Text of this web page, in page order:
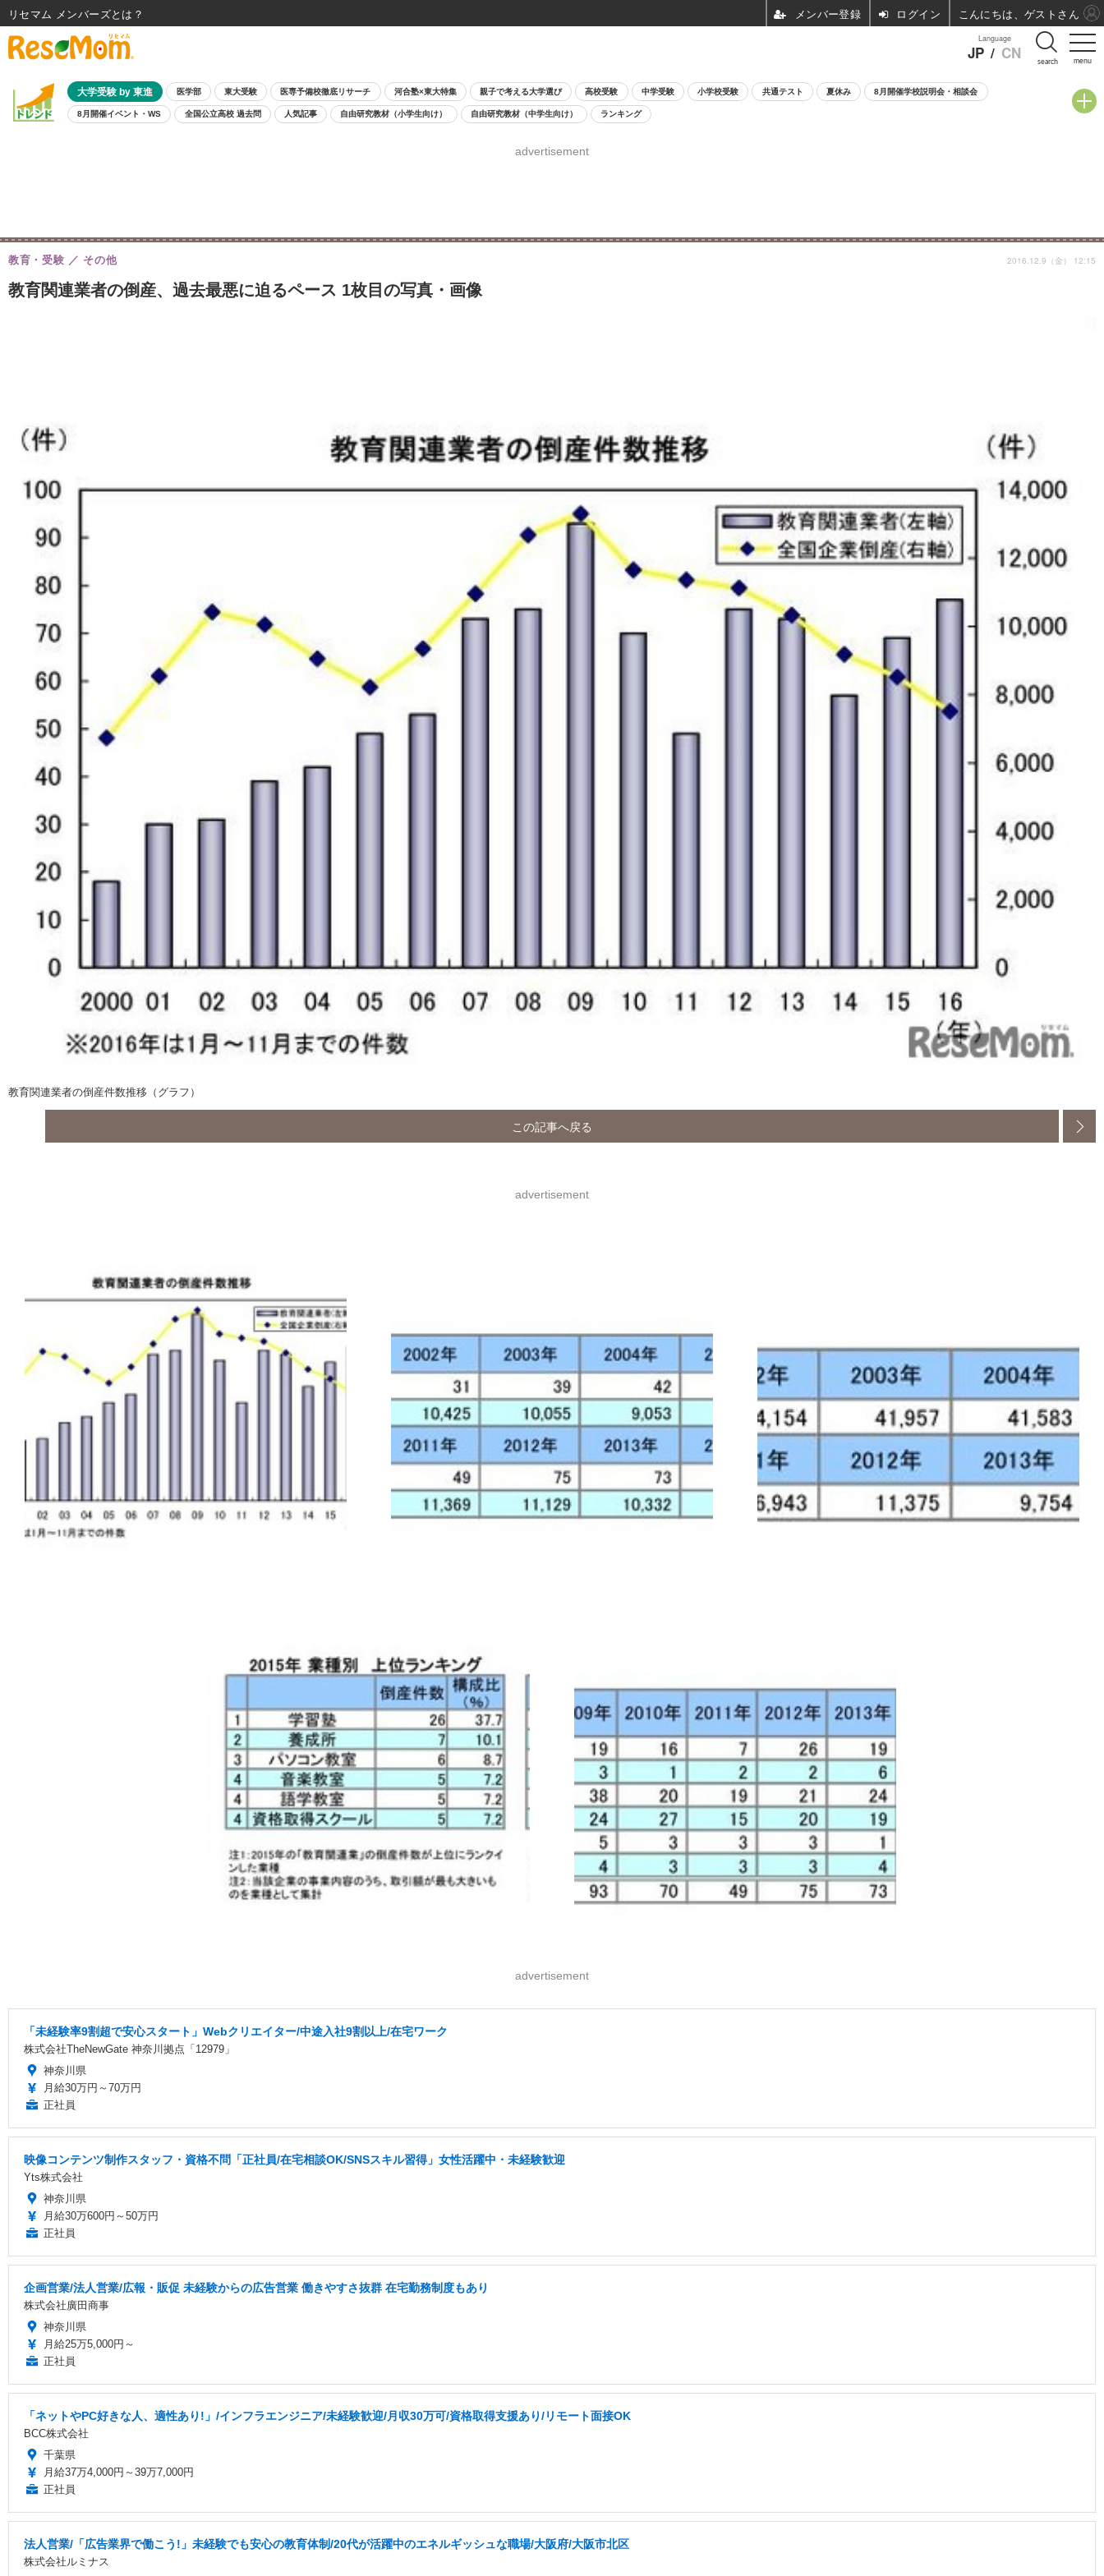
menu
Language
JP / CN search
大学受験 by 東進 医学部 東大受験 医専予備校徹底リサーチ 河合塾×東大特集 親子で考える大学選び 高校受験 中学受験 小学校受験 共通テスト 夏休み 8月開催学校説明会・相談会
8月開催イベント・WS 全国公立高校 過去問 人気記事 自由研究教材（小学生向け） 自由研究教材（中学生向け） ランキング
advertisement
教育関連業者の倒産、過去最悪に迫るペース 1枚目の写真・画像
教育・受験 その他 2016.12.9（金） 12:15
教育関連業者の倒産件数推移（グラフ）
この記事へ戻る
advertisement
advertisement
「未経験率9割超で安心スタート」Webクリエイター/中途入社9割以上/在宅ワーク
株式会社TheNewGate 神奈川拠点「12979」
神奈川県
月給30万円～70万円
正社員
映像コンテンツ制作スタッフ・資格不問「正社員/在宅相談OK/SNSスキル習得」女性活躍中・未経験歓迎
Yts株式会社
神奈川県
月給30万600円～50万円
正社員
企画営業/法人営業/広報・販促 未経験からの広告営業 働きやすさ抜群 在宅勤務制度もあり
株式会社廣田商事
神奈川県
月給25万5,000円～
正社員
「ネットやPC好きな人、適性あり!」/インフラエンジニア/未経験歓迎/月収30万可/資格取得支援あり/リモート面接OK
BCC株式会社
千葉県
月給37万4,000円～39万7,000円
正社員
法人営業/「広告業界で働こう!」未経験でも安心の教育体制/20代が活躍中のエネルギッシュな職場/大阪府/大阪市北区
株式会社ルミナス
リセマム メンバーズ ログイン こんにちは、ゲストさん